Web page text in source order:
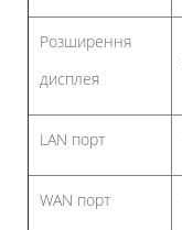
Розширення
дисплея
LAN порт
WAN порт